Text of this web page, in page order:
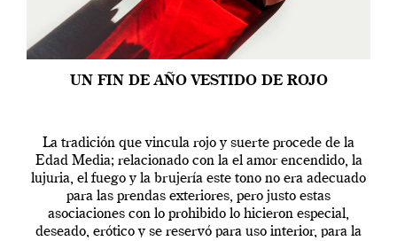
UN FIN DE AÑO VESTIDO DE ROJO
La tradición que vincula rojo y suerte procede de la
Edad Media; relacionado con la el amor encendido, la
lujuria, el fuego y la brujería este tono no era adecuado
para las prendas exteriores, pero justo estas
asociaciones con lo prohibido lo hicieron especial,
deseado, erótico y se reservó para uso interior, para la